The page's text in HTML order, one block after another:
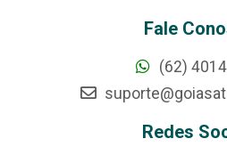
Fale
(62)
Redes